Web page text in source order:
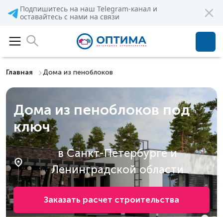
Подпишитесь на наш Telegram-канал и
оставайтесь с нами на связи
Главная Дома из пеноблоков
Дома из пеноблоков под
ключ
в Санкт-Петербурге и
Ленинградской области
Заказать расчет строительства